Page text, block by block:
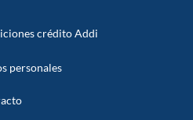
crédito Addi
personales